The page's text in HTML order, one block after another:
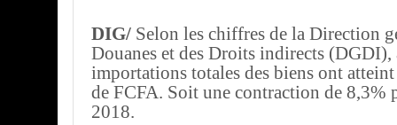
DIG/ Selon les chiffres de la Direction
Douanes et des Droits indirects
importations totales des biens ont
de FCFA. Soit une contraction de 8,3%
2018.